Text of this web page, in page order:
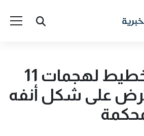
المتهم بالتخطيط لهجمات 11
على شكل أنفه